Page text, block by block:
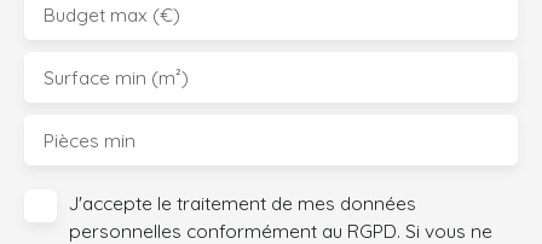
Budget max (€)
Surface min (m²)
Pièces min
J'accepte le traitement de mes données
personnelles conformément au RGPD. Si vous ne